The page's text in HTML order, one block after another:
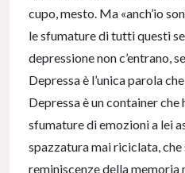
cupo, mesto. Ma «anch’io
le sfumature di tutti questi
depressione non c’entrano,
Depressa è l’unica parola
Depressa è un container
sfumature di emozioni a lei
spazzatura mai riciclata,
reminiscenze della memoria